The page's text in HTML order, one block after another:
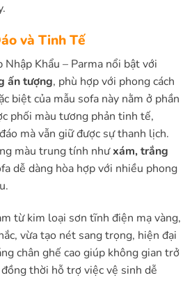
và Tinh Tế
Nhập Khẩu – Parma nổi bật với
ấn tượng, phù hợp với phong cách
biệt của mẫu sofa này nằm ở phần
phối màu tương phản tinh tế,
mà vẫn giữ được sự thanh lịch.
màu trung tính nhưxám, trắng
dễ dàng hòa hợp với nhiều phong
từ kim loại sơn tĩnh điện mạ vàng,
vừa tạo nét sang trọng, hiện đại
chân ghế cao giúp không gian trở
thời hỗ trợ việc vệ sinh dễ